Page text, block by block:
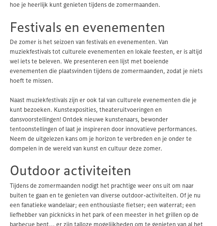
hoe je heerlijk kunt genieten tijdens de zomermaanden.
Festivals en evenementen
De zomer is het seizoen van festivals en evenementen. Van
muziekfestivals tot culturele evenementen en lokale feesten, er is altijd
wel iets te beleven. We presenteren een lijst met boeiende
evenementen die plaatsvinden tijdens de zomermaanden, zodat je niets
hoeft te missen.
Naast muziekfestivals zijn er ook tal van culturele evenementen die je
kunt bezoeken. Kunstexposities, theateruitvoeringen en
dansvoorstellingen! Ontdek nieuwe kunstenaars, bewonder
tentoonstellingen of laat je inspireren door innovatieve performances.
Neem de uitgelezen kans om je horizon te verbreden en je onder te
dompelen in de wereld van kunst en cultuur deze zomer.
Outdoor activiteiten
Tijdens de zomermaanden nodigt het prachtige weer ons uit om naar
buiten te gaan en te genieten van diverse outdoor-activiteiten. Of je nu
een fanatieke wandelaar; een enthousiaste fietser; een waterrat; een
liefhebber van picknicks in het park of een meester in het grillen op de
barbecue bent... er zijn talloze mogelijkheden om te genieten van al het